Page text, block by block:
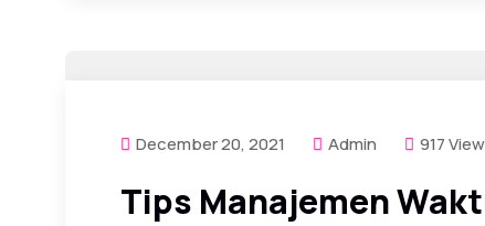
December 20, 2021 Admin 917
Tips Manajemen